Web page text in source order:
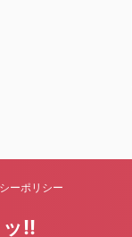
ーポリシー
!!